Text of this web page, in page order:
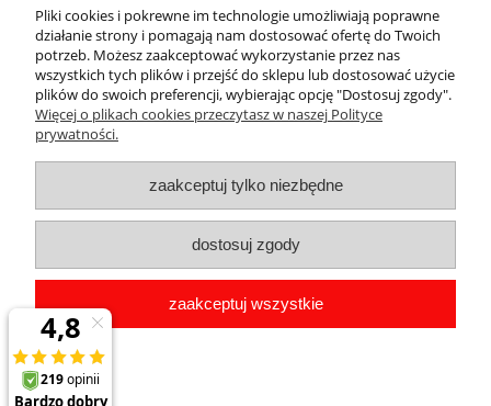
do koszyka
Pomoc
Dostawa
Moje konto
Gwarancja i zwroty
Pliki cookies i pokrewne im technologie umożliwiają poprawne
działanie strony i pomagają nam dostosować ofertę do Twoich
potrzeb. Możesz zaakceptować wykorzystanie przez nas
wszystkich tych plików i przejść do sklepu lub dostosować użycie
plików do swoich preferencji, wybierając opcję "Dostosuj zgody".
Więcej o plikach cookies przeczytasz w naszej Polityce
prywatności.
zaakceptuj tylko niezbędne
dostosuj zgody
zaakceptuj wszystkie